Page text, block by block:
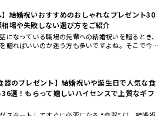
】結婚祝いおすすめのおしゃれなプレゼント30
場や失敗しない選び方をご紹介
になっている職場の先輩への結婚祝いを贈るとき、
贈ればいいのか迷う方も多いですよね。そこで今回
ー
器のプレゼント】結婚祝いや誕生日で人気な食
選！もらって嬉しいハイセンスで上質なギフ